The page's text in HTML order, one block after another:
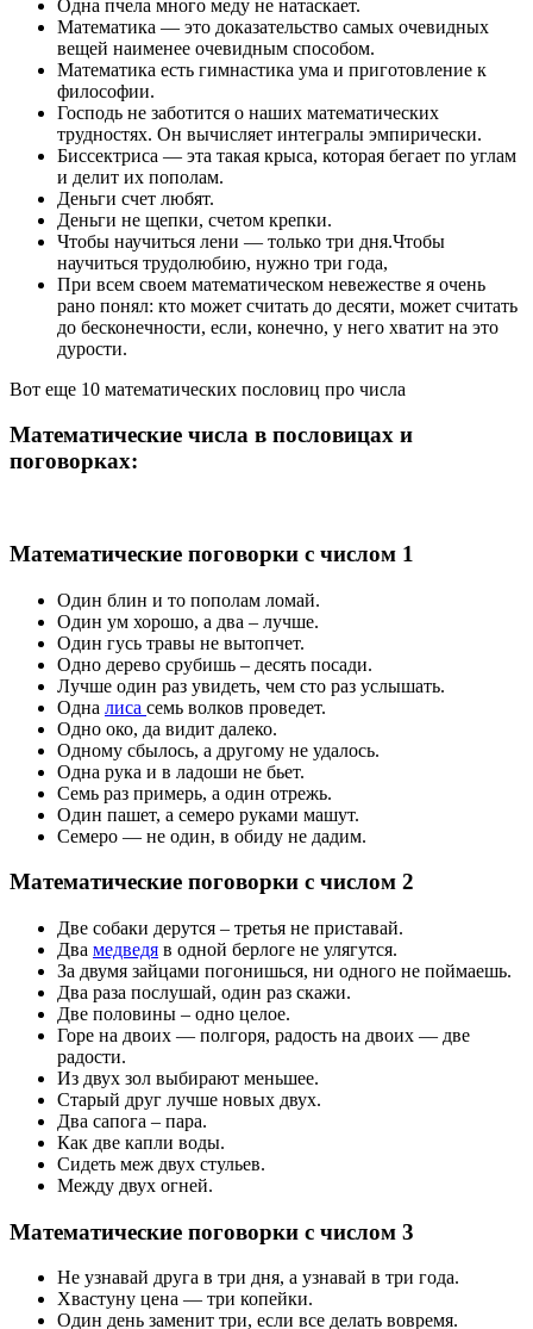
Одна пчела много меду не натаскает.
Математика — это доказательство самых очевидных
вещей наименее очевидным способом.
Математика есть гимнастика ума и приготовление к
философии.
Господь не заботится о наших математических
трудностях. Он вычисляет интегралы эмпирически.
Биссектриса — эта такая крыса, которая бегает по углам
и делит их пополам.
Деньги счет любят.
Деньги не щепки, счетом крепки.
Чтобы научиться лени — только три дня.Чтобы
научиться трудолюбию, нужно три года,
При всем своем математическом невежестве я очень
рано понял: кто может считать до десяти, может считать
до бесконечности, если, конечно, у него хватит на это
дурости.
Вот еще 10 математических пословиц про числа
Математические числа в пословицах и
поговорках:
Математические поговорки с числом 1
Один блин и то пополам ломай.
Один ум хорошо, а два – лучше.
Один гусь травы не вытопчет.
Одно дерево срубишь – десять посади.
Лучше один раз увидеть, чем сто раз услышать.
Одна лиса семь волков проведет.
Одно око, да видит далеко.
Одному сбылось, а другому не удалось.
Одна рука и в ладоши не бьет.
Семь раз примерь, а один отрежь.
Один пашет, а семеро руками машут.
Семеро — не один, в обиду не дадим.
Математические поговорки с числом 2
Две собаки дерутся – третья не приставай.
Два медведя в одной берлоге не улягутся.
За двумя зайцами погонишься, ни одного не поймаешь.
Два раза послушай, один раз скажи.
Две половины – одно целое.
Горе на двоих — полгоря, радость на двоих — две
радости.
Из двух зол выбирают меньшее.
Старый друг лучше новых двух.
Два сапога – пара.
Как две капли воды.
Сидеть меж двух стульев.
Между двух огней.
Математические поговорки с числом 3
Не узнавай друга в три дня, а узнавай в три года.
Хвастуну цена — три копейки.
Один день заменит три, если все делать вовремя.